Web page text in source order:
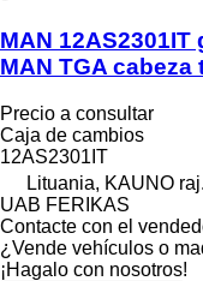
MAN
MAN TGA cabeza
Precio a consultar
Caja de cambios
12AS2301IT
Lituania, KAUNO raj.
UAB FERIKAS
Contacte con el
¿Vende vehículos o
¡Hagalo con nosotros!